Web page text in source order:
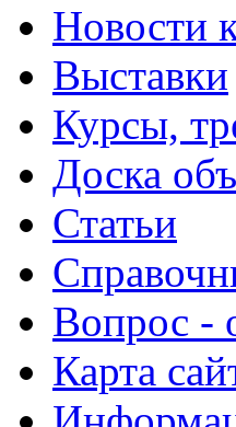
Новости
Выставки
Курсы,
Доска
Статьи
Вопрос -
Карта